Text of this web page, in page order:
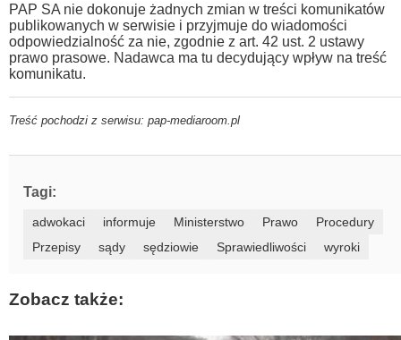
PAP SA nie dokonuje żadnych zmian w treści komunikatów
publikowanych w serwisie i przyjmuje do wiadomości
odpowiedzialność za nie, zgodnie z art. 42 ust. 2 ustawy
prawo prasowe. Nadawca ma tu decydujący wpływ na treść
komunikatu.
Treść pochodzi z serwisu: pap-mediaroom.pl
Tagi:
adwokaci informuje Ministerstwo Prawo
Procedury
Przepisy
sądy sędziowie Sprawiedliwości wyroki
Zobacz także: